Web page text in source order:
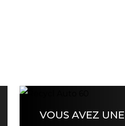
VOUS AVEZ